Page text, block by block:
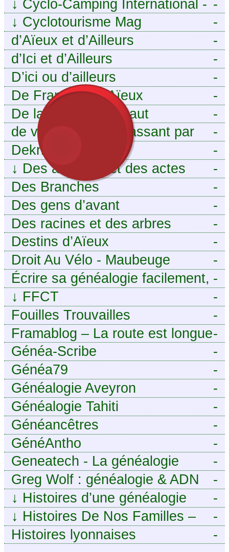
-
↓ Cyclo-Camping International -
Le voyage à vélo
-
↓ Cyclotourisme Mag
-
d’Aïeux et d’Ailleurs
-
d’Ici et d’Ailleurs
-
D’ici ou d’ailleurs
-
De France et d’Aïeux
-
De la Baïse à l’Escaut
-
de vous aieux en passant par
moi
-
Dekri
-
↓ Des ancêtres et des actes
-
Des Branches
-
Des gens d’avant
-
Des racines et des arbres
-
Destins d’Aïeux
-
Droit Au Vélo - Maubeuge
Sambre-Avesnois
-
Écrire sa généalogie facilement,
sans stress avec Généalordi
-
↓ FFCT
-
Fouilles Trouvailles
-
Framablog – La route est longue
mais la voie est libre…
-
Généa-Scribe
-
Généa79
-
Généalogie Aveyron
-
Généalogie Tahiti
-
Généancêtres
-
GénéAntho
-
Geneatech - La généalogie
numérique à portée de tous
-
Greg Wolf : généalogie & ADN
-
↓ Histoires d’une généalogie
Léonarde
-
↓ Histoires De Nos Familles –
Blog de généalogie
-
Histoires lyonnaises